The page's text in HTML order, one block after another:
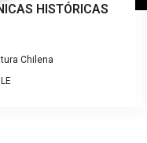
HISTÓRICAS
Chilena